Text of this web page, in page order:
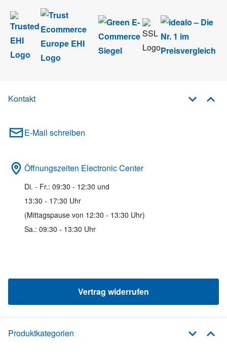
Kontakt
E-Mail schreiben
Öffnungszeiten Electronic Center
Di. - Fr.: 09:30 - 12:30 und
13:30 - 17:30 Uhr
(Mittagspause von 12:30 - 13:30 Uhr)
Sa.: 09:30 - 13:30 Uhr
Vertrag widerrufen
Produktkategorien